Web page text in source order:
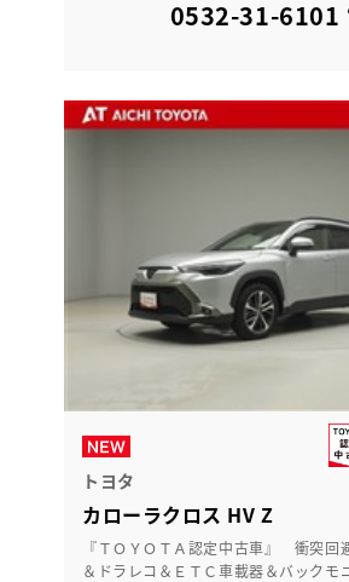
0532-31-6101
トヨタ
カローラクロス HV Z
『ＴＯＹＯＴＡ認定中古車』 衝突回
＆ドラレコ＆ＥＴＣ車載器＆バックモ